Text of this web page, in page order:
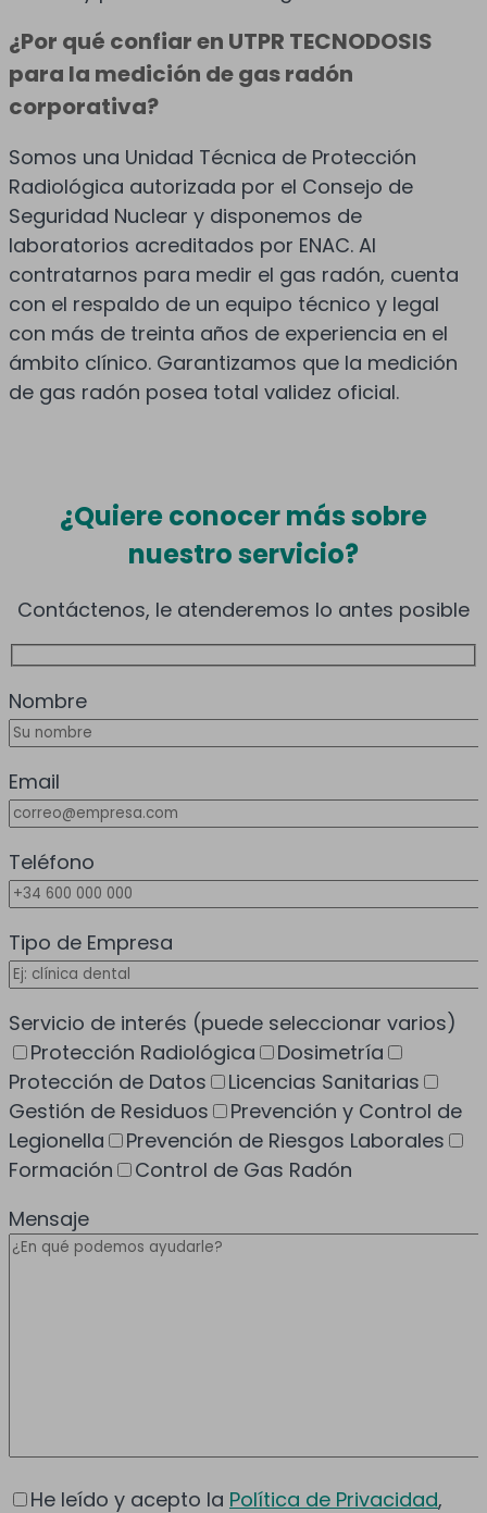
¿Por qué confiar en UTPR TECNODOSIS
para la medición de gas radón
corporativa?
Somos una Unidad Técnica de Protección
Radiológica autorizada por el Consejo de
Seguridad Nuclear y disponemos de
laboratorios acreditados por ENAC. Al
contratarnos para medir el gas radón, cuenta
con el respaldo de un equipo técnico y legal
con más de treinta años de experiencia en el
ámbito clínico. Garantizamos que la medición
de gas radón posea total validez oficial.
¿Quiereconocer mássobre
nuestro servicio?
Contáctenos, le atenderemos lo antes posible
Nombre
Email
Teléfono
Tipo de Empresa
Servicio de interés (puede seleccionar varios)
Protección Radiológica
Dosimetría
Protección de Datos
Licencias Sanitarias
Gestión de Residuos
Prevención y Control de
Legionella
Prevención de Riesgos Laborales
Formación
Control de Gas Radón
Mensaje
He leído y acepto la Política de Privacidad,